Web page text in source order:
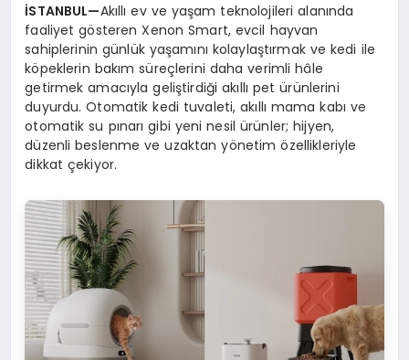
İSTANBUL—Akıllı ev ve yaşam teknolojileri alanında
faaliyet gösteren Xenon Smart, evcil hayvan
sahiplerinin günlük yaşamını kolaylaştırmak ve kedi ile
köpeklerin bakım süreçlerini daha verimli hâle
getirmek amacıyla geliştirdiği akıllı pet ürünlerini
duyurdu. Otomatik kedi tuvaleti, akıllı mama kabı ve
otomatik su pınarı gibi yeni nesil ürünler; hijyen,
düzenli beslenme ve uzaktan yönetim özellikleriyle
dikkat çekiyor.